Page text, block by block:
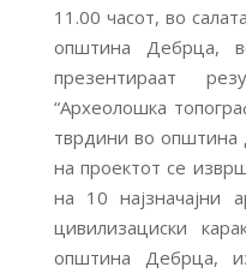
11.00 часот, во
општина Дебрца,
презентираат
“Археолошка
тврдини во општина
на проектот се
на 10 најзначајни
цивилизациски
општина Дебрца,